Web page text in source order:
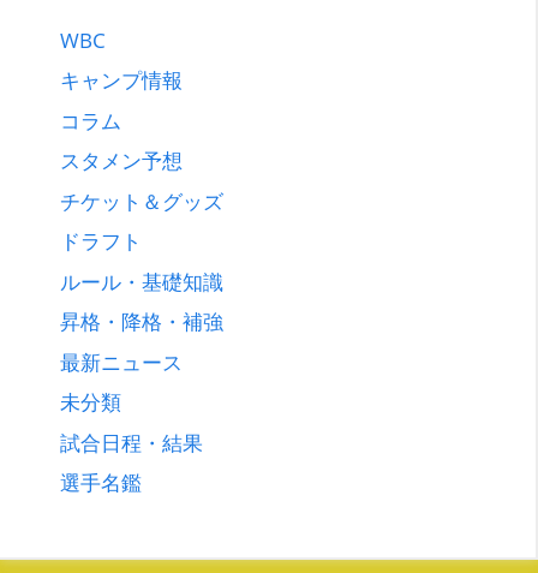
WBC
キャンプ情報
コラム
スタメン予想
チケット＆グッズ
ドラフト
ルール・基礎知識
昇格・降格・補強
最新ニュース
未分類
試合日程・結果
選手名鑑